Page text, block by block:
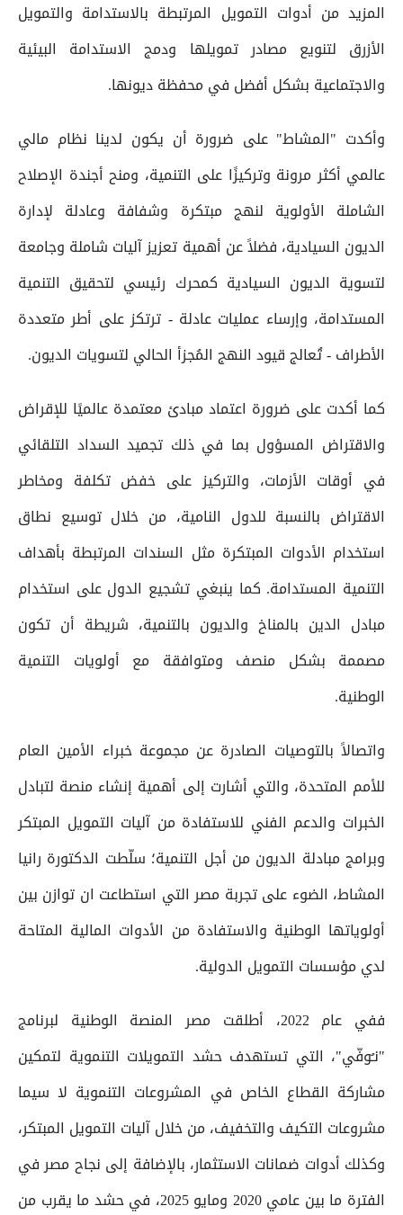
المزيد من أدوات التمويل المرتبطة بالاستدامة والتمويل
الأزرق لتنويع مصادر تمويلها ودمج الاستدامة البيئية
والاجتماعية بشكل أفضل في محفظة ديونها.
وأكدت "المشاط" على ضرورة أن يكون لدينا نظام مالي
عالمي أكثر مرونة وتركيزًا على التنمية، ومنح أجندة الإصلاح
الشاملة الأولوية لنهج مبتكرة وشفافة وعادلة لإدارة
الديون السيادية، فضلاً عن أهمية تعزيز آليات شاملة وجامعة
لتسوية الديون السيادية كمحرك رئيسي لتحقيق التنمية
المستدامة، وإرساء عمليات عادلة - ترتكز على أطر متعددة
الأطراف - تُعالج قيود النهج المُجزأ الحالي لتسويات الديون.
كما أكدت على ضرورة اعتماد مبادئ معتمدة عالميًا للإقراض
والاقتراض المسؤول بما في ذلك تجميد السداد التلقائي
في أوقات الأزمات، والتركيز على خفض تكلفة ومخاطر
الاقتراض بالنسبة للدول النامية، من خلال توسيع نطاق
استخدام الأدوات المبتكرة مثل السندات المرتبطة بأهداف
التنمية المستدامة. كما ينبغي تشجيع الدول على استخدام
مبادل الدين بالمناخ والديون بالتنمية، شريطة أن تكون
مصممة بشكل منصف ومتوافقة مع أولويات التنمية
الوطنية.
واتصالاً بالتوصيات الصادرة عن مجموعة خبراء الأمين العام
للأمم المتحدة، والتي أشارت إلى أهمية إنشاء منصة لتبادل
الخبرات والدعم الفني للاستفادة من آليات التمويل المبتكر
وبرامج مبادلة الديون من أجل التنمية؛ سلّطت الدكتورة رانيا
المشاط، الضوء على تجربة مصر التي استطاعت ان توازن بين
أولوياتها الوطنية والاستفادة من الأدوات المالية المتاحة
لدي مؤسسات التمويل الدولية.
ففي عام 2022، أطلقت مصر المنصة الوطنية لبرنامج
"نـُوفّي"، التي تستهدف حشد التمويلات التنموية لتمكين
مشاركة القطاع الخاص في المشروعات التنموية لا سيما
مشروعات التكيف والتخفيف، من خلال آليات التمويل المبتكر،
وكذلك أدوات ضمانات الاستثمار، بالإضافة إلى نجاح مصر في
الفترة ما بين عامي 2020 ومايو 2025، في حشد ما يقرب من